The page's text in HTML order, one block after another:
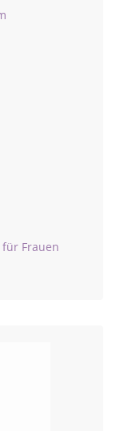
für Frauen